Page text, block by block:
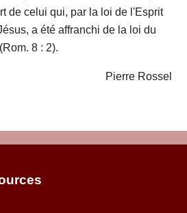
de celui qui, par la loi de l'Esprit
a été affranchi de la loi du
8 : 2).
Pierre Rossel